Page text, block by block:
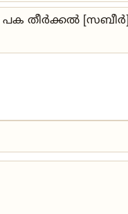
തീർക്കൽ [സബീർ]